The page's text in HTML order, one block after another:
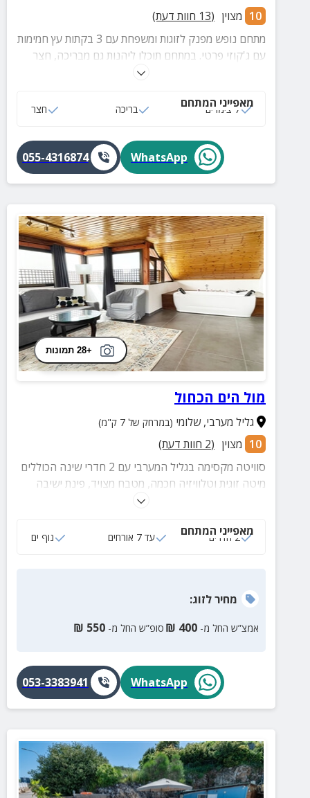
10 מצוין (
13 חוות דעת)
מתחם נופש מפנק לזוגות ומשפחת עם 3 בקתות עץ חמימות
עם ג'קוזי פרטי. במתחם תוכלו ליהנות גם מבריכה, חצר
מטופחת, מרפסת פרטית, ארוחות בוקר ועוד.
מאפייני המתחם
7 צימרים בריכה חצר
WhatsApp
055-4316874
+28 תמונות
מול הים הכחול
גליל מערבי,שלומי (במרחק של 7 ק"מ)
10 מצוין (
2 חוות דעת)
סוויטה מקסימה בגליל המערבי עם 2 חדרי שינה הכוללים
מיטה זוגית וטלוויזיה חכמה, מטבח מצויד, פינת ישיבה
הצופה לנוף ים, ג'קוזי ספא, חדר רחצה עם מגבות רכות
מאפייני המתחם
2 חדרים עד 7 אורחים נוף ים
מחירלזוג:
אמצ”ש החל מ- 400
₪ סופ”ש החל מ- 550
₪
WhatsApp
053-3383941